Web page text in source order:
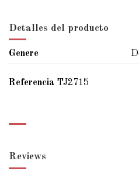
Detalles del producto
Genere
Referencia TJ2715
Reviews